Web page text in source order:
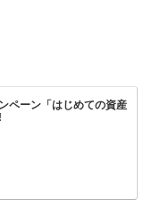
ペーン「はじめての資産